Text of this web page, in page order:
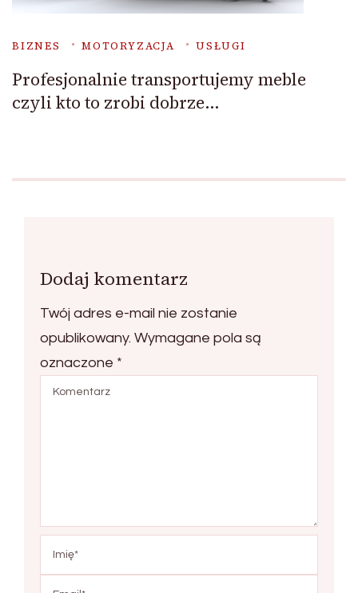
BIZNES MOTORYZACJA USŁUGI
Profesjonalnie transportujemy meble
czyli kto to zrobi dobrze…
Dodaj komentarz
Twój adres e-mail nie zostanie
opublikowany. Wymagane pola są
oznaczone *